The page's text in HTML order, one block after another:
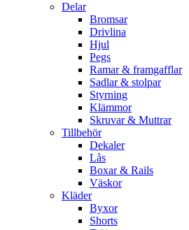
Delar
Bromsar
Drivlina
Hjul
Pegs
Ramar & framgafflar
Sadlar & stolpar
Styrning
Klämmor
Skruvar & Muttrar
Tillbehör
Dekaler
Lås
Boxar & Rails
Väskor
Kläder
Byxor
Shorts